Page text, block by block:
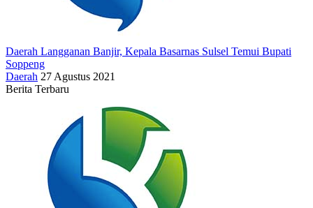
Daerah Langganan Banjir, Kepala Basarnas Sulsel Temui Bupati
Soppeng
Daerah 27 Agustus 2021
Berita Terbaru